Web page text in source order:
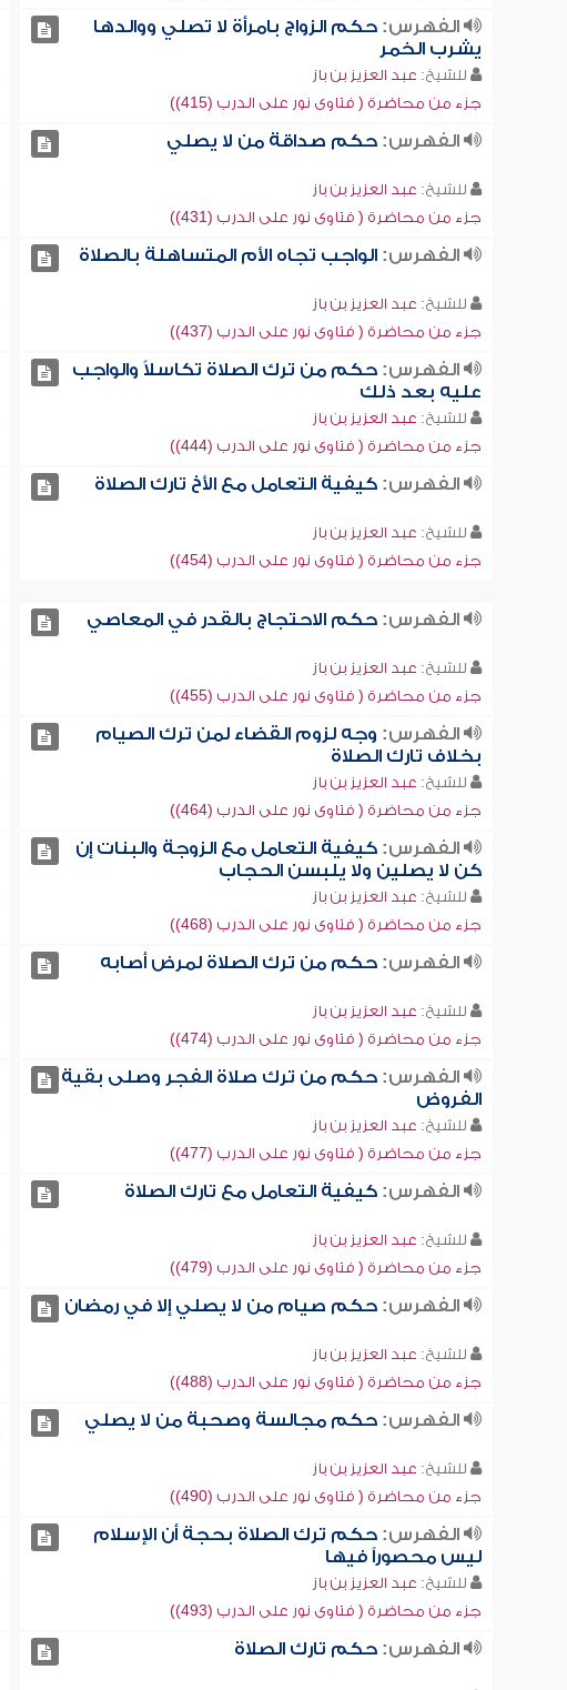
الفهرس:حكم الزواج بامرأة لا تصلي ووالدها
يشرب الخمر
للشيخ: عبد العزيز بن باز
جزء من محاضرة ( فتاوى نور على الدرب (415))
الفهرس:حكم صداقة من لا يصلي
للشيخ: عبد العزيز بن باز
جزء من محاضرة ( فتاوى نور على الدرب (431))
الفهرس:الواجب تجاه الأم المتساهلة بالصلاة
للشيخ: عبد العزيز بن باز
جزء من محاضرة ( فتاوى نور على الدرب (437))
الفهرس:حكم من ترك الصلاة تكاسلاً والواجب
عليه بعد ذلك
للشيخ: عبد العزيز بن باز
جزء من محاضرة ( فتاوى نور على الدرب (444))
الفهرس:كيفية التعامل مع الأخ تارك الصلاة
للشيخ: عبد العزيز بن باز
جزء من محاضرة ( فتاوى نور على الدرب (454))
الفهرس:حكم الاحتجاج بالقدر في المعاصي
للشيخ: عبد العزيز بن باز
جزء من محاضرة ( فتاوى نور على الدرب (455))
الفهرس: وجه لزوم القضاء لمن ترك الصيام
بخلاف تارك الصلاة
للشيخ: عبد العزيز بن باز
جزء من محاضرة ( فتاوى نور على الدرب (464))
الفهرس:كيفية التعامل مع الزوجة والبنات إن
كن لا يصلين ولا يلبسن الحجاب
للشيخ: عبد العزيز بن باز
جزء من محاضرة ( فتاوى نور على الدرب (468))
الفهرس:حكم من ترك الصلاة لمرض أصابه
للشيخ: عبد العزيز بن باز
جزء من محاضرة ( فتاوى نور على الدرب (474))
الفهرس:حكم من ترك صلاة الفجر وصلى بقية
الفروض
للشيخ: عبد العزيز بن باز
جزء من محاضرة ( فتاوى نور على الدرب (477))
الفهرس:كيفية التعامل مع تارك الصلاة
للشيخ: عبد العزيز بن باز
جزء من محاضرة ( فتاوى نور على الدرب (479))
الفهرس:حكم صيام من لا يصلي إلا في رمضان
للشيخ: عبد العزيز بن باز
جزء من محاضرة ( فتاوى نور على الدرب (488))
الفهرس:حكم مجالسة وصحبة من لا يصلي
للشيخ: عبد العزيز بن باز
جزء من محاضرة ( فتاوى نور على الدرب (490))
الفهرس:حكم ترك الصلاة بحجة أن الإسلام
ليس محصوراً فيها
للشيخ: عبد العزيز بن باز
جزء من محاضرة ( فتاوى نور على الدرب (493))
الفهرس:حكم تارك الصلاة